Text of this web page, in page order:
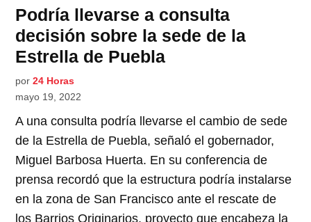
Podría llevarse a consulta
decisión sobre la sede de la
Estrella de Puebla
por 24 Horas
mayo 19, 2022
A una consulta podría llevarse el cambio de sede
de la Estrella de Puebla, señaló el gobernador,
Miguel Barbosa Huerta. En su conferencia de
prensa recordó que la estructura podría instalarse
en la zona de San Francisco ante el rescate de
los Barrios Originarios, proyecto que encabeza la